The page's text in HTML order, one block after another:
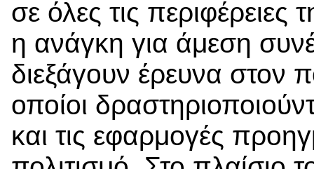
σε όλες τις περιφέρειες
η ανάγκη για άμεση
διεξάγουν έρευνα στον
οποίοι
και τις εφαρμογές